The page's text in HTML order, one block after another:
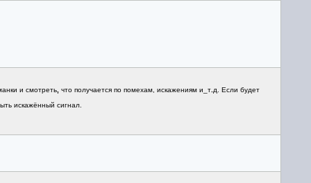
и смотреть, что получается по помехам, искажениям и_т. д. Если будет
искажённый сигнал.